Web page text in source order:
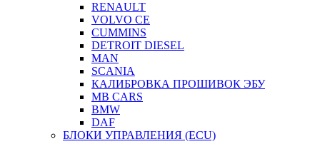
RENAULT
VOLVO CE
CUMMINS
DETROIT DIESEL
MAN
SCANIA
КАЛИБРОВКА ПРОШИВОК ЭБУ
MB CARS
BMW
DAF
БЛОКИ УПРАВЛЕНИЯ (ECU)